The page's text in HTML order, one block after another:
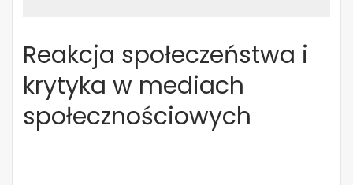
Reakcja społeczeństwa i
krytyka w mediach
społecznościowych